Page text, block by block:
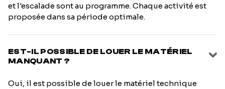
et l'escalade sont au programme. Chaque activité est
proposée dans sa période optimale.
EST-IL POSSIBLE DE LOUER LE MATÉRIEL
MANQUANT ?
Oui, il est possible de louer le matériel technique